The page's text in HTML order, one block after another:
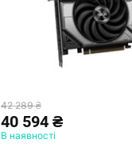
42 289 ₴
40 594 ₴
В наявності